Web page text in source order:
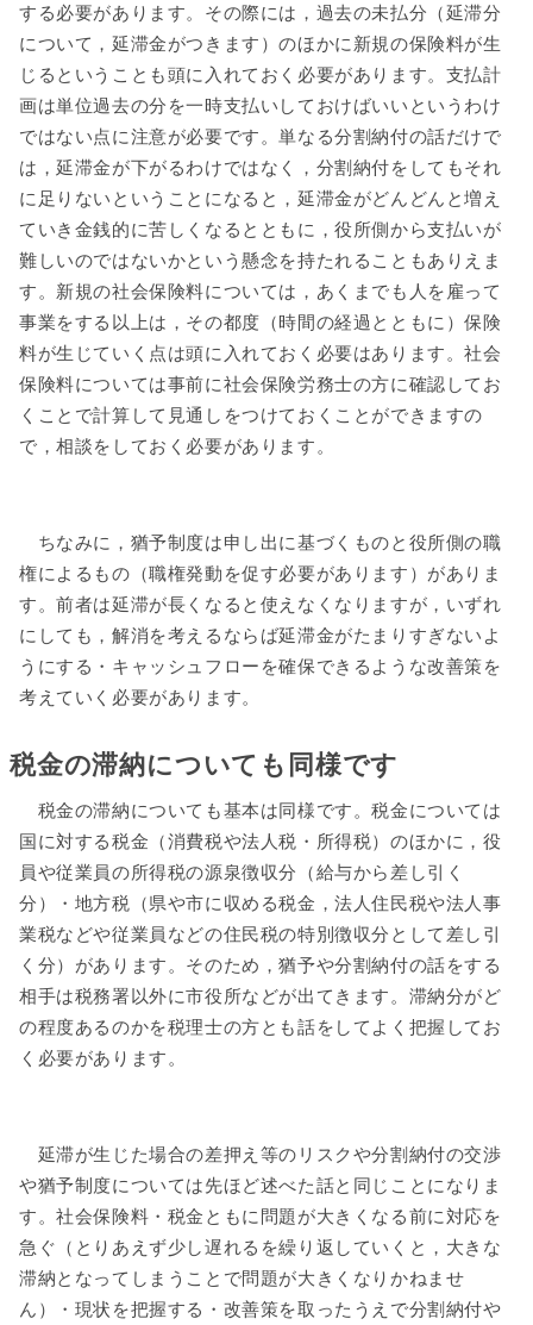
する必要があります。その際には，過去の未払分（延滞分
について，延滞金がつきます）のほかに新規の保険料が生
じるということも頭に入れておく必要があります。支払計
画は単位過去の分を一時支払いしておけばいいというわけ
ではない点に注意が必要です。単なる分割納付の話だけで
は，延滞金が下がるわけではなく，分割納付をしてもそれ
に足りないということになると，延滞金がどんどんと増え
ていき金銭的に苦しくなるとともに，役所側から支払いが
難しいのではないかという懸念を持たれることもありえま
す。新規の社会保険料については，あくまでも人を雇って
事業をする以上は，その都度（時間の経過とともに）保険
料が生じていく点は頭に入れておく必要はあります。社会
保険料については事前に社会保険労務士の方に確認してお
くことで計算して見通しをつけておくことができますの
で，相談をしておく必要があります。
ちなみに，猶予制度は申し出に基づくものと役所側の職
権によるもの（職権発動を促す必要があります）がありま
す。前者は延滞が長くなると使えなくなりますが，いずれ
にしても，解消を考えるならば延滞金がたまりすぎないよ
うにする・キャッシュフローを確保できるような改善策を
考えていく必要があります。
税金の滞納についても同様です
税金の滞納についても基本は同様です。税金については
国に対する税金（消費税や法人税・所得税）のほかに，役
員や従業員の所得税の源泉徴収分（給与から差し引く
分）・地方税（県や市に収める税金，法人住民税や法人事
業税などや従業員などの住民税の特別徴収分として差し引
く分）があります。そのため，猶予や分割納付の話をする
相手は税務署以外に市役所などが出てきます。滞納分がど
の程度あるのかを税理士の方とも話をしてよく把握してお
く必要があります。
延滞が生じた場合の差押え等のリスクや分割納付の交渉
や猶予制度については先ほど述べた話と同じことになりま
す。社会保険料・税金ともに問題が大きくなる前に対応を
急ぐ（とりあえず少し遅れるを繰り返していくと，大きな
滞納となってしまうことで問題が大きくなりかねませ
ん）・現状を把握する・改善策を取ったうえで分割納付や